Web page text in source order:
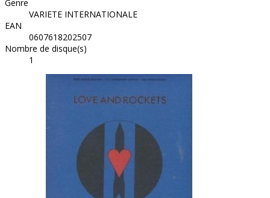
Genre
VARIETE INTERNATIONALE
EAN
0607618202507
Nombre de disque(s)
1